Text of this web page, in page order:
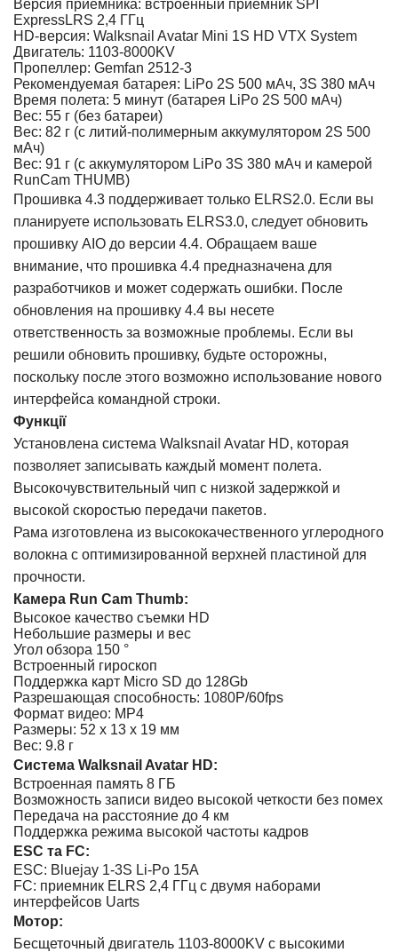
Версия приемника: встроенный приемник SPI
ExpressLRS 2,4 ГГц
HD-версия: Walksnail Avatar Mini 1S HD VTX System
Двигатель: 1103-8000KV
Пропеллер: Gemfan 2512-3
Рекомендуемая батарея: LiPo 2S 500 мАч, 3S 380 мАч
Время полета: 5 минут (батарея LiPo 2S 500 мАч)
Вес: 55 г (без батареи)
Вес: 82 г (с литий-полимерным аккумулятором 2S 500
мАч)
Вес: 91 г (с аккумулятором LiPo 3S 380 мАч и камерой
RunCam THUMB)
Прошивка 4.3 поддерживает только ELRS2.0. Если вы
планируете использовать ELRS3.0, следует обновить
прошивку AIO до версии 4.4. Обращаем ваше
внимание, что прошивка 4.4 предназначена для
разработчиков и может содержать ошибки. После
обновления на прошивку 4.4 вы несете
ответственность за возможные проблемы. Если вы
решили обновить прошивку, будьте осторожны,
поскольку после этого возможно использование нового
интерфейса командной строки.
Функції
Установлена система Walksnail Avatar HD, которая
позволяет записывать каждый момент полета.
Высокочувствительный чип с низкой задержкой и
высокой скоростью передачи пакетов.
Рама изготовлена из высококачественного углеродного
волокна с оптимизированной верхней пластиной для
прочности.
Камера Run Cam Thumb:
Высокое качество съемки HD
Небольшие размеры и вес
Угол обзора 150 °
Встроенный гироскоп
Поддержка карт Micro SD до 128Gb
Разрешающая способность: 1080P/60fps
Формат видео: MP4
Размеры: 52 x 13 x 19 мм
Вес: 9.8 г
Система Walksnail Avatar HD:
Встроенная память 8 ГБ
Возможность записи видео высокой четкости без помех
Передача на расстояние до 4 км
Поддержка режима высокой частоты кадров
ESC та FC:
ESC: Bluejay 1-3S Li-Po 15A
FC: приемник ELRS 2,4 ГГц с двумя наборами
интерфейсов Uarts
Мотор:
Бесщеточный двигатель 1103-8000KV с высокими